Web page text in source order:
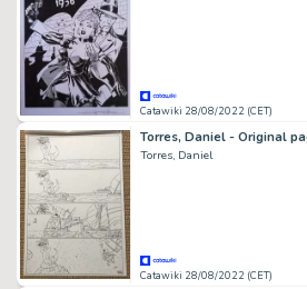
Catawiki 28/08/2022 (CET)
Torres, Daniel
Catawiki 28/08/2022 (CET)